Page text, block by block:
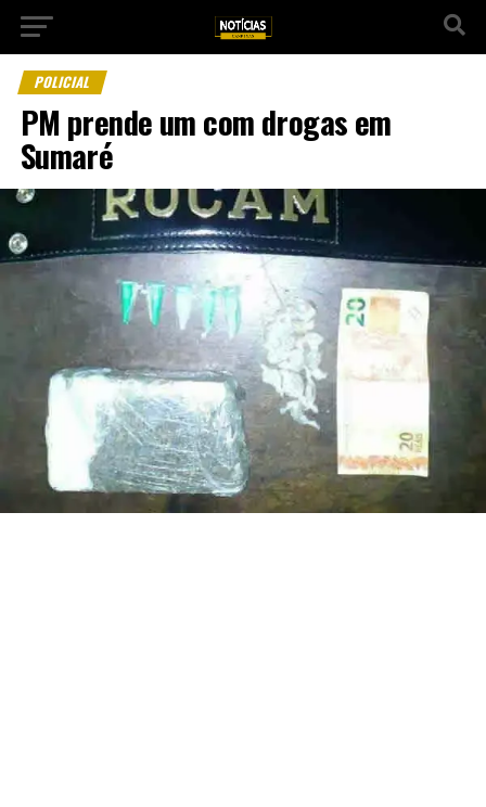
POLICIAL
PM prende um com drogas em
Sumaré